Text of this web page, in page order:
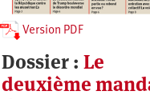
Version PDF
Dossier : Le
deuxième